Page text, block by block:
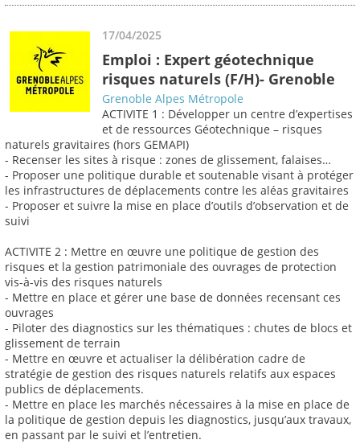
17/04/2025
Emploi : Expert géotechnique
risques naturels (F/H)- Grenoble
Grenoble Alpes Métropole
ACTIVITE 1 : Développer un centre d’expertises
et de ressources Géotechnique – risques
naturels gravitaires (hors GEMAPI)
- Recenser les sites à risque : zones de glissement, falaises…
- Proposer une politique durable et soutenable visant à protéger
les infrastructures de déplacements contre les aléas gravitaires
- Proposer et suivre la mise en place d’outils d’observation et de
suivi
ACTIVITE 2 : Mettre en œuvre une politique de gestion des
risques et la gestion patrimoniale des ouvrages de protection
vis-à-vis des risques naturels
- Mettre en place et gérer une base de données recensant ces
ouvrages
- Piloter des diagnostics sur les thématiques : chutes de blocs et
glissement de terrain
- Mettre en œuvre et actualiser la délibération cadre de
stratégie de gestion des risques naturels relatifs aux espaces
publics de déplacements.
- Mettre en place les marchés nécessaires à la mise en place de
la politique de gestion depuis les diagnostics, jusqu’aux travaux,
en passant par le suivi et l’entretien.